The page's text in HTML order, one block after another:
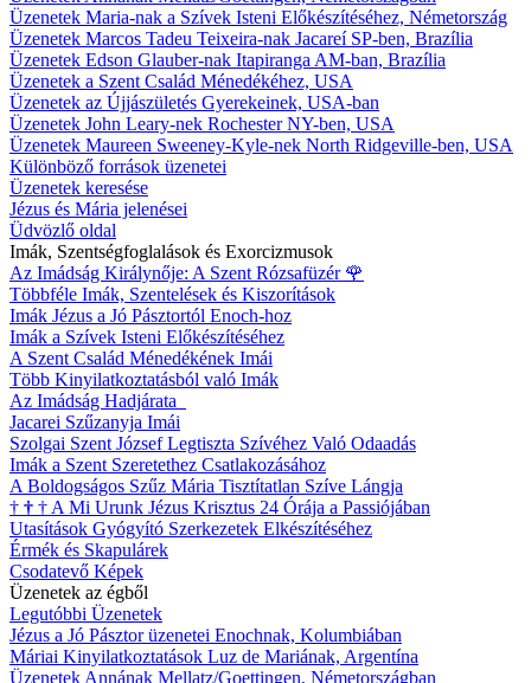
Üzenetek Maria-nak a Szívek Isteni Előkészítéséhez, Németország
Üzenetek Marcos Tadeu Teixeira-nak Jacareí SP-ben, Brazília
Üzenetek Edson Glauber-nak Itapiranga AM-ban, Brazília
Üzenetek a Szent Család Ménedékéhez, USA
Üzenetek az Újjászületés Gyerekeinek, USA-ban
Üzenetek John Leary-nek Rochester NY-ben, USA
Üzenetek Maureen Sweeney-Kyle-nek North Ridgeville-ben, USA
Különböző források üzenetei
Üzenetek keresése
Jézus és Mária jelenései
Üdvözlő oldal
Imák, Szentségfoglalások és Exorcizmusok
Az Imádság Királynője: A Szent Rózsafüzér 🌹
Többféle Imák, Szentelések és Kiszorítások
Imák Jézus a Jó Pásztortól Enoch-hoz
Imák a Szívek Isteni Előkészítéséhez
A Szent Család Ménedékének Imái
Több Kinyilatkoztatásból való Imák
Az Imádság Hadjárata
Jacarei Szűzanyja Imái
Szolgai Szent József Legtiszta Szívéhez Való Odaadás
Imák a Szent Szeretethez Csatlakozásához
A Boldogságos Szűz Mária Tisztítatlan Szíve Lángja
† † † A Mi Urunk Jézus Krisztus 24 Órája a Passiójában
Utasítások Gyógyító Szerkezetek Elkészítéséhez
Érmék és Skapulárek
Csodatevő Képek
Üzenetek az égből
Legutóbbi Üzenetek
Jézus a Jó Pásztor üzenetei Enochnak, Kolumbiában
Máriai Kinyilatkoztatások Luz de Mariának, Argentína
Üzenetek Annának Mellatz/Goettingen, Németországban